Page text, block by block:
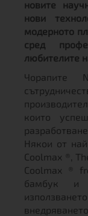
новите
нови
модерното
сред
любителите
Чорапите
които
Някои от
Coolmax ®,
Coolmax ®
бамбук и